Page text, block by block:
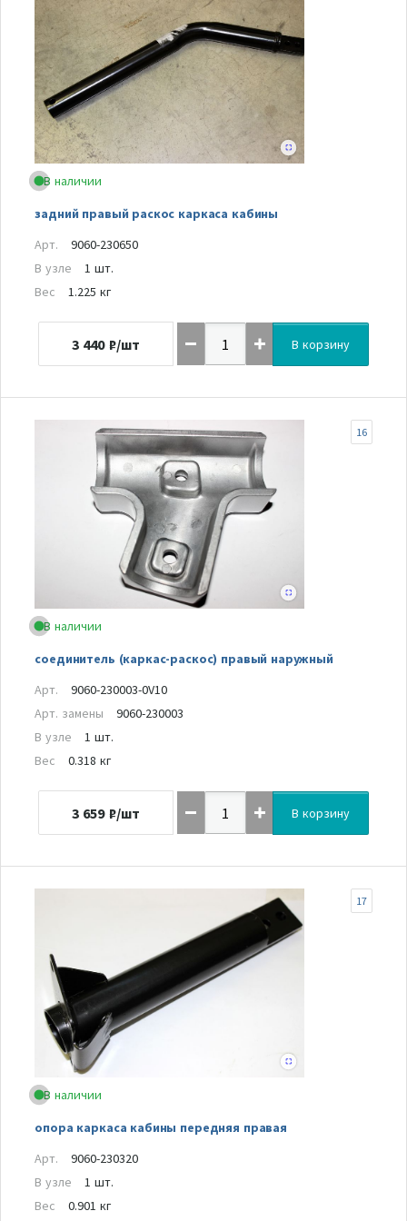
В наличии
задний правый раскос каркаса кабины
Арт.
9060-230650
В узле
1 шт.
Вес
1.225 кг
3 440 ₽/шт В корзину
В наличии
соединитель (каркас-раскос) правый наружный
16
Арт.
9060-230003-0V10
Арт. замены
9060-230003
В узле
1 шт.
Вес
0.318 кг
3 659 ₽/шт В корзину
В наличии
опора каркаса кабины передняя правая
17
Арт.
9060-230320
В узле
1 шт.
Вес
0.901 кг